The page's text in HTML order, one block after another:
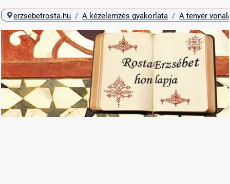
erzsebetrosta.hu A kézelemzés gyakorlata A tenyér